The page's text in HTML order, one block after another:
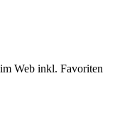
Web inkl. Favoriten